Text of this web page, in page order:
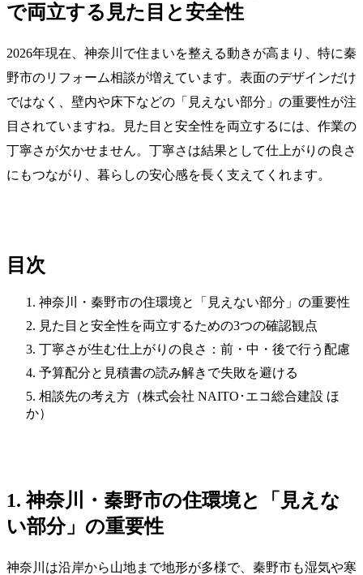
で両立する見た目と安全性
2026年現在、神奈川で住まいを整える動きが高まり、特に秦
野市のリフォーム相談が増えています。表面のデザインだけ
ではなく、壁内や床下などの「見えない部分」の重要性が注
目されていますね。見た目と安全性を両立するには、作業の
丁寧さが欠かせません。丁寧さは結果として仕上がりの良さ
にもつながり、暮らしの安心感を長く支えてくれます。
目次
神奈川・秦野市の住環境と「見えない部分」の重要性
見た目と安全性を両立するための3つの確認観点
丁寧さが生む仕上がりの良さ：前・中・後で行う配慮
予算配分と見積書の読み解きで失敗を避ける
相談先の考え方（株式会社 NAITO･エコ総合建設 ほ
か）
1. 神奈川・秦野市の住環境と「見えな
い部分」の重要性
神奈川は沿岸から山地まで地形が多様で、秦野市も湿気や寒